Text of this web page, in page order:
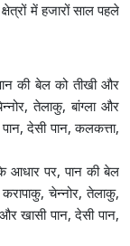
में हजारों साल पहले
की बेल को तीखी और
तेलाकु, बांग्ला और
देसी पान, कलकत्ता,
पर, पान की बेल
चेन्नोर, तेलाकु,
खासी पान, देसी पान,